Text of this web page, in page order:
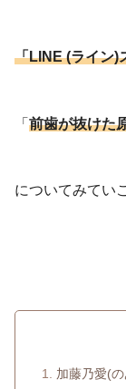
「LINE (ライン)
「 前歯が抜けた
についてみてい
加藤乃愛(